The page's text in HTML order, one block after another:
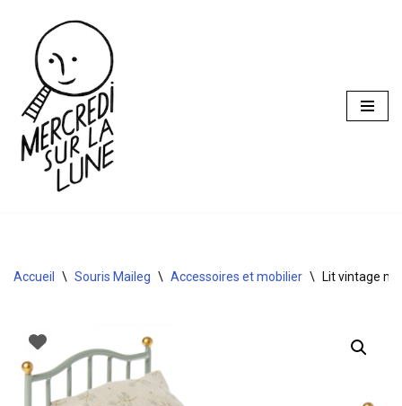
Aller
contenu
Accueil \ Souris Maileg \ Accessoires et mobilier \ Lit vintage